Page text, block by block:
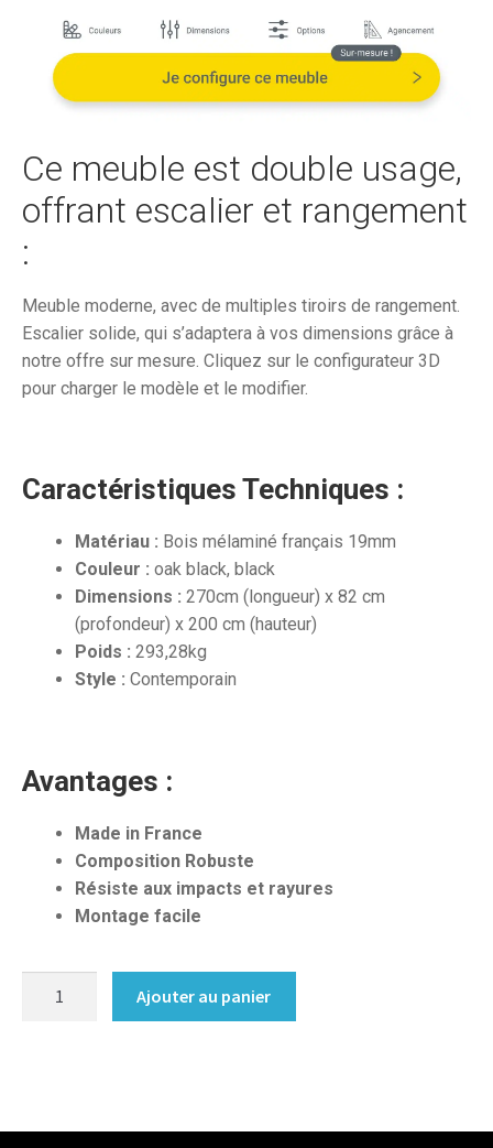
initial
était :
3
819,77€.
est :
2
Ce meuble est double usage,
offrant escalier et rangement
:
Meuble moderne, avec de multiples tiroirs de rangement.
Escalier solide, qui s’adaptera à vos dimensions grâce à
notre offre sur mesure. Cliquez sur le configurateur 3D
pour charger le modèle et le modifier.
Caractéristiques Techniques :
Matériau : Bois mélaminé français 19mm
Couleur : oak black, black
Dimensions : 270cm (longueur) x 82 cm
(profondeur) x 200 cm (hauteur)
Poids : 293,28kg
Style : Contemporain
Avantages :
Made in France
Composition Robuste
Résiste aux impacts et rayures
Montage facile
Ajouter au panier